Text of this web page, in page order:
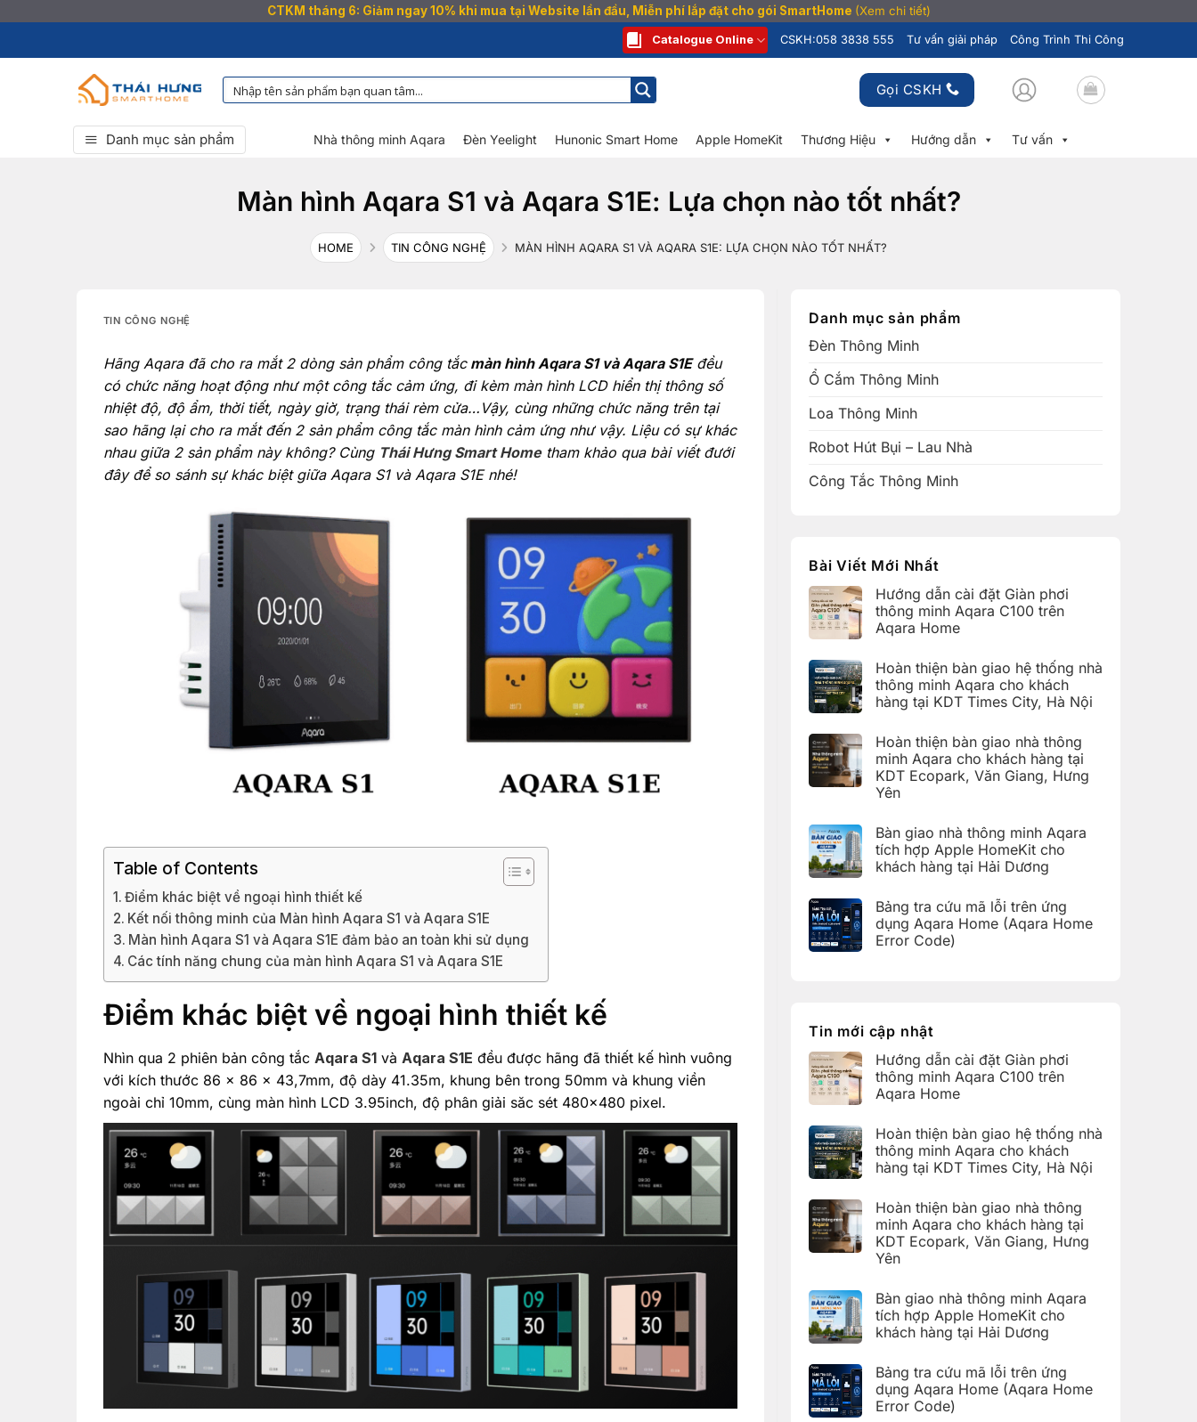
CTKM tháng 6: Giảm ngay 10% khi mua tại Website lần đầu, Miễn phí lắp đặt cho gói SmartHome (Xem chi tiết)
qua
Catalogue Online CSKH:058 3838 555 Tư vấn giải pháp Công Trình Thi Công
Gọi CSKH
Danh mục sản phẩm Nhà thông minh Aqara Đèn Yeelight Hunonic Smart Home Apple HomeKit Thương Hiệu Hướng dẫn Tư vấn
Màn hình Aqara S1 và Aqara S1E: Lựa chọn nào tốt nhất?
HOME TIN CÔNG NGHỆ MÀN HÌNH AQARA S1 VÀ AQARA S1E: LỰA CHỌN NÀO TỐT NHẤT?
TIN CÔNG NGHỆ
Hãng Aqara đã cho ra mắt 2 dòng sản phẩm công tắcmàn hình Aqara S1 và Aqara S1Eđều
có chức năng hoạt động như một công tắc cảm ứng, đi kèm màn hình LCD hiển thị thông số
nhiệt độ, độ ẩm, thời tiết, ngày giờ, trạng thái rèm cửa…Vậy, cùng những chức năng trên tại
sao hãng lại cho ra mắt đến 2 sản phẩm công tắc màn hình cảm ứng như vậy. Liệu có sự khác
nhau giữa 2 sản phẩm này không? Cùng Thái Hưng Smart Hometham khảo qua bài viết đưới
đây để so sánh sự khác biệt giữa Aqara S1 và Aqara S1E nhé!
Table of Contents
Điểm khác biệt về ngoại hình thiết kế
Kết nối thông minh của Màn hình Aqara S1 và Aqara S1E
Màn hình Aqara S1 và Aqara S1E đảm bảo an toàn khi sử dụng
Các tính năng chung của màn hình Aqara S1 và Aqara S1E
Điểm khác biệt về ngoại hình thiết kế
Nhìn qua 2 phiên bản công tắc Aqara S1và Aqara S1E đều được hãng đã thiết kế hình vuông
với kích thước 86 x 86 x 43,7mm, độ dày 41.35m, khung bên trong 50mm và khung viền
ngoài chỉ 10mm, cùng màn hình LCD 3.95inch, độ phân giải săc sét 480×480 pixel.
Danh mục sản phẩm
Đèn Thông Minh
Ổ Cắm Thông Minh
Loa Thông Minh
Robot Hút Bụi – Lau Nhà
Công Tắc Thông Minh
Bài Viết Mới Nhất
Hướng dẫn cài đặt Giàn phơi
thông minh Aqara C100 trên
Aqara Home
bình
luận
ở
Hướng
đặt
Giàn
phơi
thông
minh
Aqara
Aqara
Home
Hoàn thiện bàn giao hệ thống nhà
thông minh Aqara cho khách
hàng tại KDT Times City, Hà Nội
bình
luận
ở
Hoàn
thiện
bàn
thống
nhà
thông
minh
khách
hàng
tại
KDT
Hoàn thiện bàn giao nhà thông
minh Aqara cho khách hàng tại
KDT Ecopark, Văn Giang, Hưng
Yên
bình
luận
ở
Hoàn
giao
nhà
thông
minh
Aqara
Văn
Giang,
Hưng
Yên
Bàn giao nhà thông minh Aqara
tích hợp Apple HomeKit cho
khách hàng tại Hải Dương
bình
luận
ở
Bàn
hợp
Apple
cho
khách
hàng
tại
Bảng tra cứu mã lỗi trên ứng
dụng Aqara Home (Aqara Home
Error Code)
tra
cứu
lỗi
trên
ứng
dụng
(Aqara
Home
Error
Code)
Tin mới cập nhật
Hướng dẫn cài đặt Giàn phơi
thông minh Aqara C100 trên
Aqara Home
bình
luận
ở
Hướng
đặt
Giàn
phơi
thông
minh
Aqara
Aqara
Home
Hoàn thiện bàn giao hệ thống nhà
thông minh Aqara cho khách
hàng tại KDT Times City, Hà Nội
bình
luận
ở
Hoàn
thiện
bàn
thống
nhà
thông
minh
khách
hàng
tại
KDT
Hoàn thiện bàn giao nhà thông
minh Aqara cho khách hàng tại
KDT Ecopark, Văn Giang, Hưng
Yên
bình
luận
ở
Hoàn
giao
nhà
thông
minh
Aqara
Bàn giao nhà thông minh Aqara
tích hợp Apple HomeKit cho
khách hàng tại Hải Dương
bình
luận
ở
Bàn
Bảng tra cứu mã lỗi trên ứng
dụng Aqara Home (Aqara Home
Error Code)